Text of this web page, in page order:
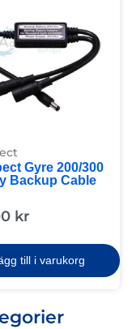
Gyre 200/300
Backup Cable
kr
till i varukorg